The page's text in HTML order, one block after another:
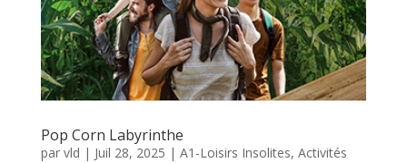
Pop Corn Labyrinthe
par vld | Juil 28, 2025 | A1-Loisirs Insolites, Activités